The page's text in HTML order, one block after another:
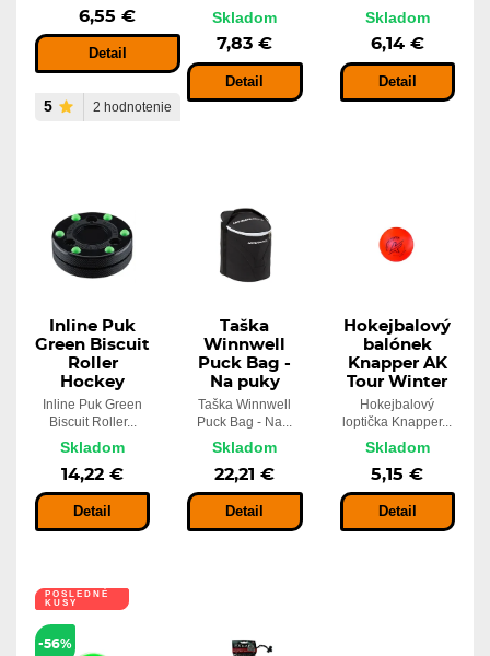
6,55 €
Detail
5 2 hodnotenie
Skladom
7,83 €
Detail
Skladom
6,14 €
Detail
Inline Puk
Green Biscuit
Roller
Hockey
Inline Puk Green
Biscuit Roller...
Skladom
14,22 €
Detail
Taška
Winnwell
Puck Bag -
Na puky
Taška Winnwell
Puck Bag - Na...
Skladom
22,21 €
Detail
Hokejbalový
balónek
Knapper AK
Tour Winter
Hokejbalový
loptička Knapper...
Skladom
5,15 €
Detail
POSLEDNÉ
KUSY
-56%